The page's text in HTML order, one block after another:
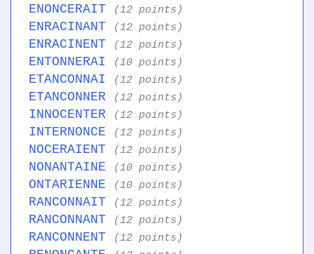
ENONCERAIT (12 points)
ENRACINANT (12 points)
ENRACINENT (12 points)
ENTONNERAI (10 points)
ETANCONNAI (12 points)
ETANCONNER (12 points)
INNOCENTER (12 points)
INTERNONCE (12 points)
NOCERAIENT (12 points)
NONANTAINE (10 points)
ONTARIENNE (10 points)
RANCONNAIT (12 points)
RANCONNANT (12 points)
RANCONNENT (12 points)